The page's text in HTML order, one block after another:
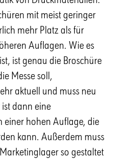
mit meist geringer
mehr Platz als für
Auflagen. Wie es
ist genau die Broschüre
Messe soll,
aktuell und muss neu
dann eine
einer hohen Auflage, die
kann. Außerdem muss
so gestaltet